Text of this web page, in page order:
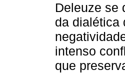
Deleuze se
da dialética
intenso
que